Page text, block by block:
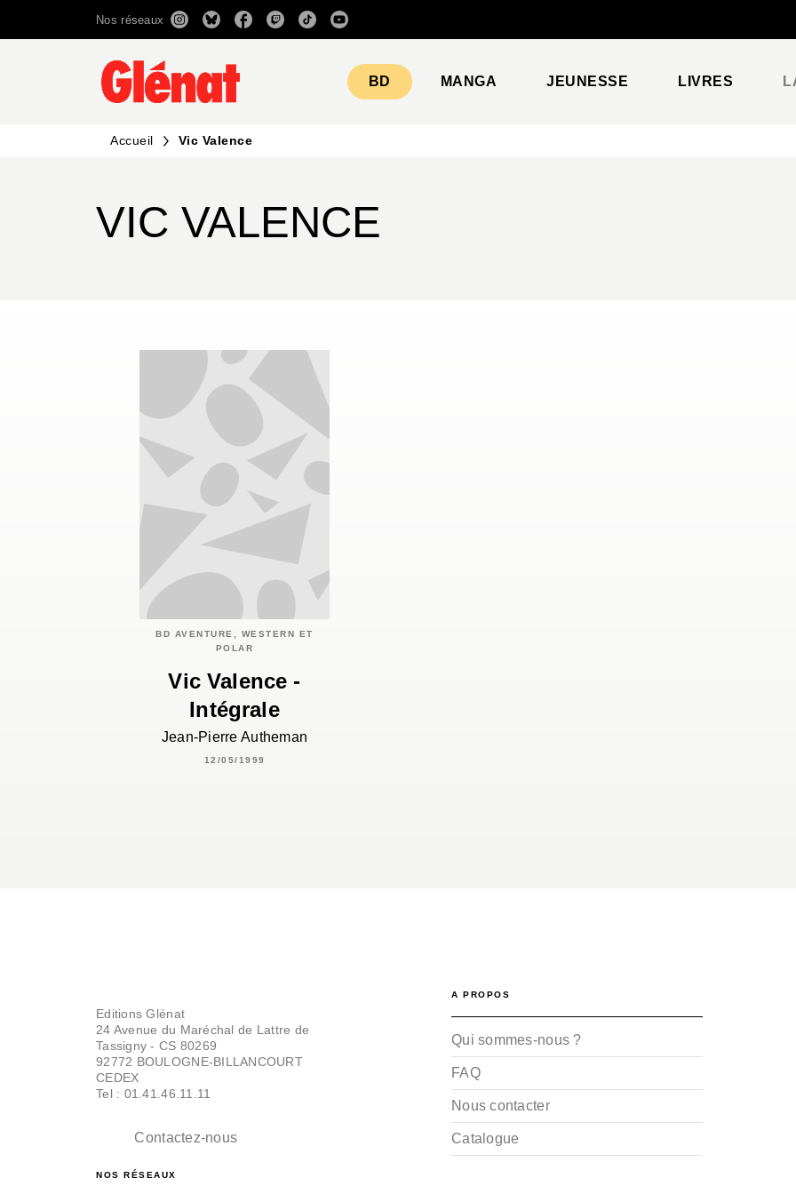
RECHERCHE CONTENU
Nos réseaux
BD MANGA JEUNESSE LIVRES
Accueil Vic Valence
VIC VALENCE
BD AVENTURE, WESTERN ET
POLAR
Vic Valence -
Intégrale
Jean-Pierre Autheman
12/05/1999
Editions Glénat
24 Avenue du Maréchal de Lattre de
Tassigny - CS 80269
92772 BOULOGNE-BILLANCOURT
CEDEX
Tel : 01.41.46.11.11
Contactez-nous
NOS RÉSEAUX
A PROPOS
Qui sommes-nous ?
FAQ
Nous contacter
Catalogue